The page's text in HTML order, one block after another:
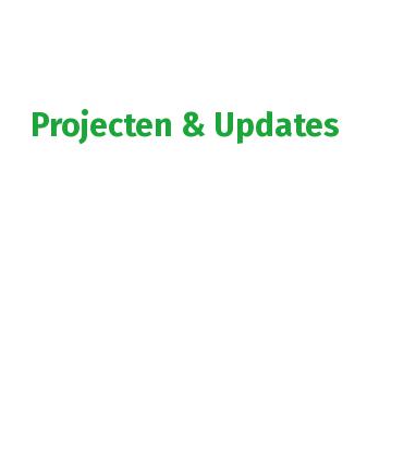
Projecten & Updates